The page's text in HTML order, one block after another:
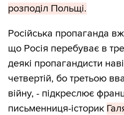
розподіл Польщі.
Російська пропаганда
що Росія перебуває в
деякі пропагандисти
четвертій, бо третьою
війну, - підкреслює
письменниця-історик